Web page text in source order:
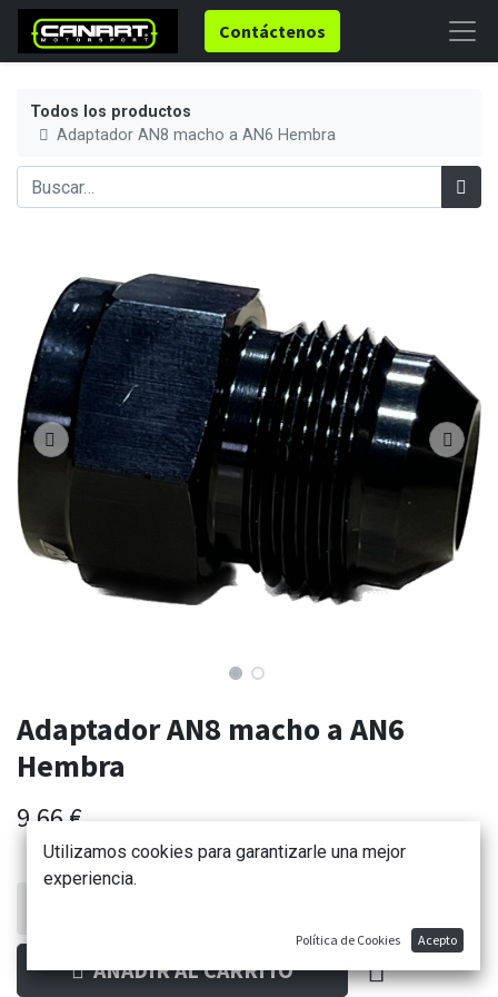
Contáctenos
Todos los productos
Adaptador AN8 macho a AN6 Hembra
Adaptador AN8 macho a AN6
Hembra
9,66 €
AÑADIR AL CARRITO
Utilizamos cookies para garantizarle una mejor
experiencia.
Política de Cookies Acepto